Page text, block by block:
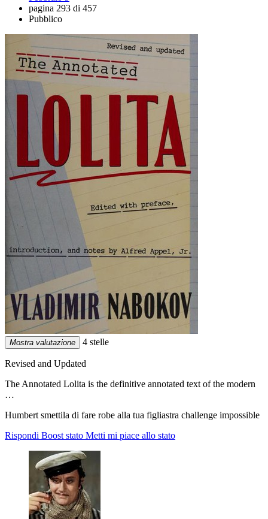
pagina 293 di 457
Pubblico
Mostra valutazione 4 stelle
Revised and Updated
The Annotated Lolita is the definitive annotated text of the modern
…
Humbert smettila di fare robe alla tua figliastra challenge impossible
Rispondi Boost stato Metti mi piace allo stato